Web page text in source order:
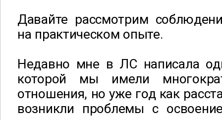
Давайте рассмотрим
на практическом опыте.
Недавно мне в ЛС написала
которой мы имели
отношения, но уже год как
возникли проблемы с